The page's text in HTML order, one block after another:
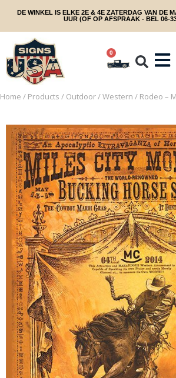
DE WINKEL IS ELKE 2E & 4E ZATERDAG VAN DE
UUR (OF OP AFSPRAAK - BEL 06-
0
Home / Products / Outdoor/Western / Rodeo –